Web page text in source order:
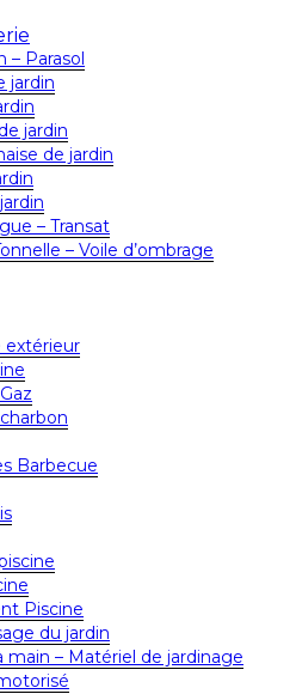
– Parasol
jardin
jardin
de jardin
– Transat
– Voile d’ombrage
extérieur
Barbecue
Piscine
du jardin
main – Matériel de jardinage